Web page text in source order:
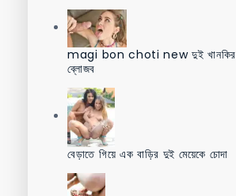
magi bon choti new দুই খানকির
ব্লোজব
বেড়াতে গিয়ে এক বাড়ির দুই মেয়েকে চোদা